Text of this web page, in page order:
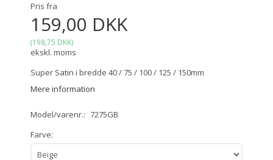
Pris fra
159,00 DKK
(198,75 DKK)
ekskl. moms
Super Satin i bredde 40 / 75 / 100 / 125 / 150mm
Mere information
Model/varenr.: 7275GB
Farve: